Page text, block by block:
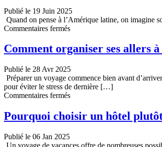
pour
voyager
avec
esprit
serein
Publié le 19 Juin 2025
Quand on pense à l’Amérique latine, on imagine
Commentaires ferméssur
découvrir
l’Amérique
autrement
qu’en
mode
backpacker
Comment organiser ses allers
Publié le 28 Avr 2025
Préparer un voyage commence bien avant
pour éviter le stress de dernière […]
Commentaires ferméssur
organiser
ses
Pourquoi choisir un hôtel
Publié le 06 Jan 2025